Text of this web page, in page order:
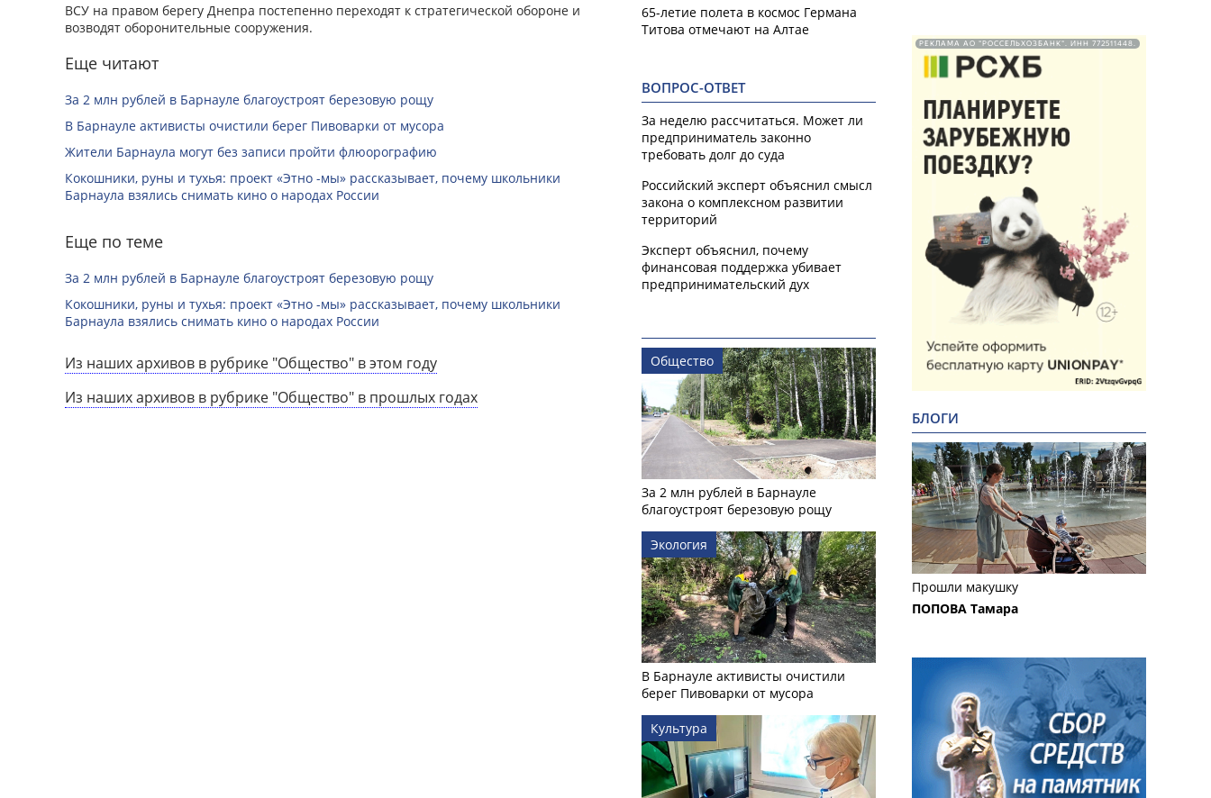
ВСУ на правом берегу Днепра постепенно переходят к стратегической обороне и
возводят оборонительные сооружения.
Еще читают
За 2 млн рублей в Барнауле благоустроят березовую рощу
В Барнауле активисты очистили берег Пивоварки от мусора
Жители Барнаула могут без записи пройти флюорографию
Кокошники, руны и тухья: проект «Этно -мы» рассказывает, почему школьники
Барнаула взялись снимать кино о народах России
Еще по теме
За 2 млн рублей в Барнауле благоустроят березовую рощу
Кокошники, руны и тухья: проект «Этно -мы» рассказывает, почему школьники
Барнаула взялись снимать кино о народах России
Из наших архивов в рубрике "Общество" в этом году
Из наших архивов в рубрике "Общество" в прошлых годах
65-летие полета в космос Германа
Титова отмечают на Алтае
ВОПРОС-ОТВЕТ
За неделю рассчитаться. Может ли
предприниматель законно
требовать долг до суда
Российский эксперт объяснил смысл
закона о комплексном развитии
территорий
Эксперт объяснил, почему
финансовая поддержка убивает
предпринимательский дух
Общество
За 2 млн рублей в Барнауле
благоустроят березовую рощу
Экология
В Барнауле активисты очистили
берег Пивоварки от мусора
Культура
РЕКЛАМА АО "РОССЕЛЬХОЗБАНК". ИНН 772511448.
БЛОГИ
Прошли макушку
ПОПОВА Тамара